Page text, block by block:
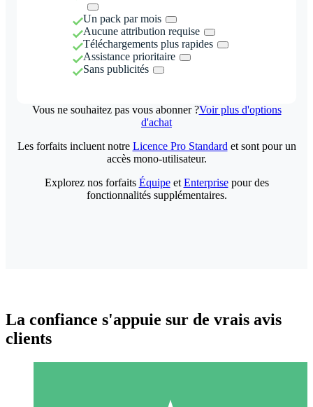
Un pack par mois
Aucune attribution requise
Téléchargements plus rapides
Assistance prioritaire
Sans publicités
Vous ne souhaitez pas vous abonner ?Voir plus d'options
d'achat
Les forfaits incluent notre Licence Pro Standard et sont pour un
accès mono-utilisateur.
Explorez nos forfaits Équipeet Enterprisepour des
fonctionnalités supplémentaires.
La confiance s'appuie sur de vrais avis
clients